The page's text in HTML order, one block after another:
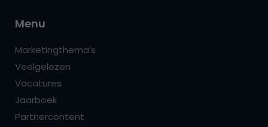
Menu
Marketingthema’s
Veelgelezen
Vacatures
Jaarboek
Partnercontent